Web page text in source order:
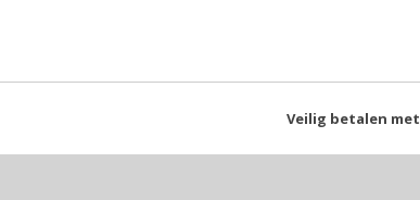
Veilig betalen met